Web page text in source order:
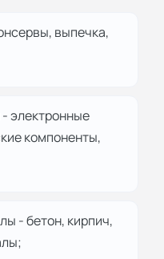
выпечка,
электронные
компоненты,
- бетон, кирпич,